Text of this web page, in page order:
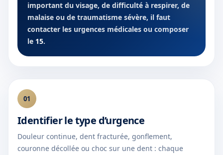
important du visage, de difficulté à respirer, de
malaise ou de traumatisme sévère, il faut
contacter les urgences médicales ou composer
le 15.
01
Identifier le type d’urgence
Douleur continue, dent fracturée, gonflement,
couronne décollée ou choc sur une dent : chaque